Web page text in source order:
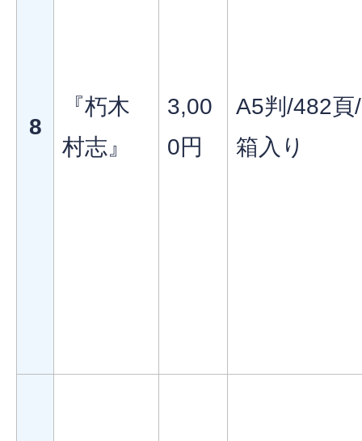
8
『朽木
村志』
3,00
0円
A5判/482頁/
箱入り